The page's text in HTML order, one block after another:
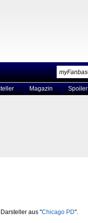
Magazin Spoiler
aus "Chicago PD".